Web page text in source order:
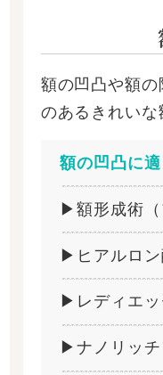
額の凹凸や額
のあるきれいな
額の凹凸に
▶額形成術（
▶ヒアルロン
▶レディエッ
▶ナノリッチ